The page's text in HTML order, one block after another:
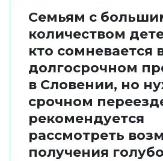
Семьям с
количеством
кто сомневается
долгосрочном
в Словении, но
срочном
рекомендуется
рассмотреть
получения